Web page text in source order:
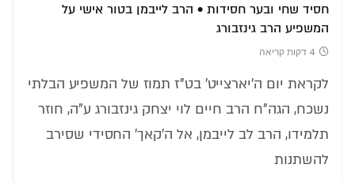
חסיד שחי ובער חסידות • הרב לייבמן בטור אישי על
המשפיע הרב גינזבורג
4 דקות קריאה
לקראת יום ה'יארצייט' בט"ז תמוז של המשפיע הבלתי
נשכח, הגה"ח הרב חיים לוי יצחק גינזבורג ע"ה, חוזר
תלמידו, הרב לב לייבמן, אל ה'קאך' החסידי שסירב
להשתנות